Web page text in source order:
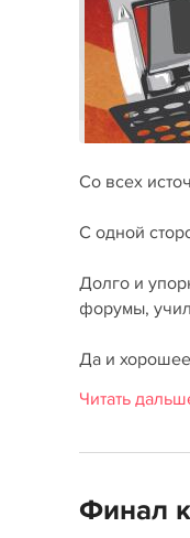
Со всех
С одной
Долго и
форумы, учил
Да и
Читать
Финал